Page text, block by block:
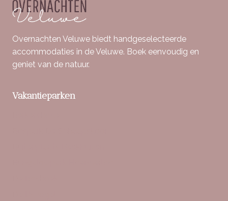
Overnachten Veluwe biedt handgeselecteerde
accommodaties in de Veluwe. Boek eenvoudig en
geniet van de natuur.
Vakantieparken